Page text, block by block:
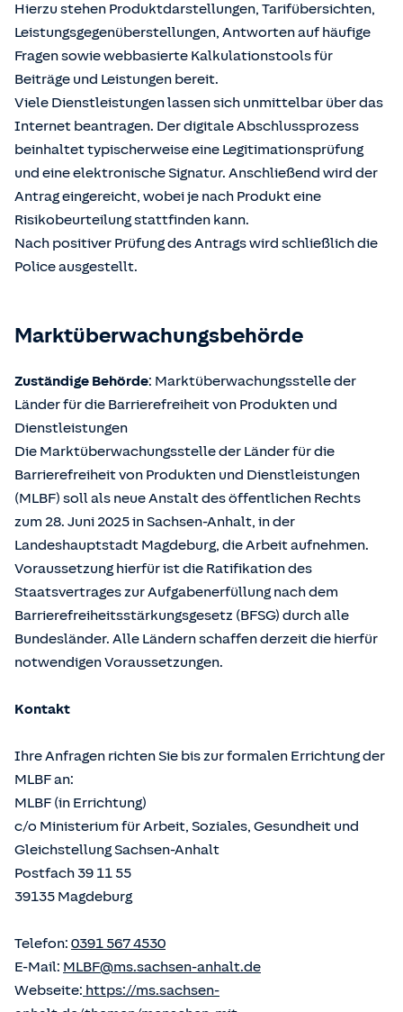
Hierzu stehen Produktdarstellungen, Tarifübersichten,
Leistungsgegenüberstellungen, Antworten auf häufige
Fragen sowie webbasierte Kalkulationstools für
Beiträge und Leistungen bereit.
Viele Dienstleistungen lassen sich unmittelbar über das
Internet beantragen. Der digitale Abschlussprozess
beinhaltet typischerweise eine Legitimationsprüfung
und eine elektronische Signatur. Anschließend wird der
Antrag eingereicht, wobei je nach Produkt eine
Risikobeurteilung stattfinden kann.
Nach positiver Prüfung des Antrags wird schließlich die
Police ausgestellt.
Marktüberwachungsbehörde
Zuständige Behörde: Marktüberwachungsstelle der
Länder für die Barrierefreiheit von Produkten und
Dienstleistungen
Die Marktüberwachungsstelle der Länder für die
Barrierefreiheit von Produkten und Dienstleistungen
(MLBF) soll als neue Anstalt des öffentlichen Rechts
zum 28. Juni 2025 in Sachsen-Anhalt, in der
Landeshauptstadt Magdeburg, die Arbeit aufnehmen.
Voraussetzung hierfür ist die Ratifikation des
Staatsvertrages zur Aufgabenerfüllung nach dem
Barrierefreiheitsstärkungsgesetz (BFSG) durch alle
Bundesländer. Alle Ländern schaffen derzeit die hierfür
notwendigen Voraussetzungen.
Kontakt
Ihre Anfragen richten Sie bis zur formalen Errichtung der
MLBF an:
MLBF (in Errichtung)
c/o Ministerium für Arbeit, Soziales, Gesundheit und
Gleichstellung Sachsen-Anhalt
Postfach 39 11 55
39135 Magdeburg
Telefon: 0391 567 4530
E-Mail: MLBF@ms.sachsen-anhalt.de
Webseite: https://ms.sachsen-